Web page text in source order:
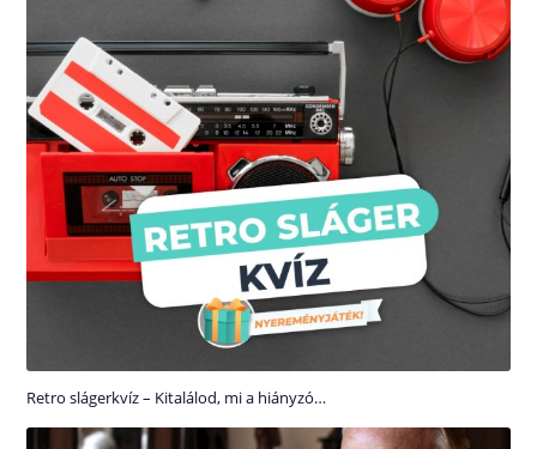
Retro slágerkvíz – Kitalálod, mi a hiányzó…